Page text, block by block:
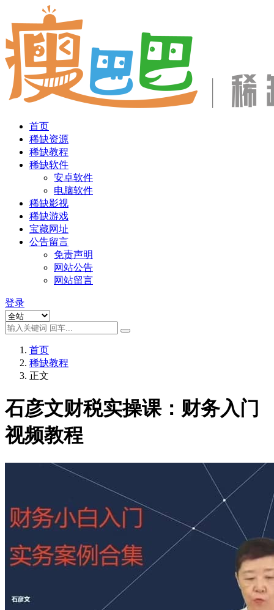
首页
稀缺资源
稀缺教程
稀缺软件
安卓软件
电脑软件
稀缺影视
稀缺游戏
宝藏网址
公告留言
免责声明
网站公告
网站留言
登录
首页
稀缺教程
正文
石彦文财税实操课：财务入门
视频教程